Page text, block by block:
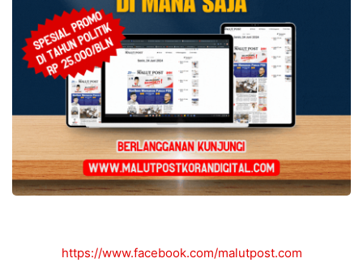
https://www.facebook.com/malutpost.com